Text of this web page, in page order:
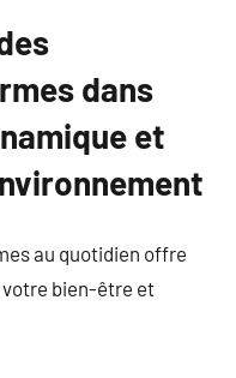
dans
et
au quotidien offre
bien-être et